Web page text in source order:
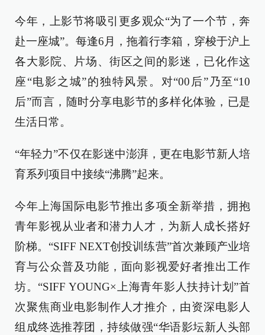
今年，上影节将吸引更多观众“为了一个节，奔
赴一座城”。每逢6月，拖着行李箱，穿梭于沪上
各大影院、片场、街区之间的影迷，已化作这
座“电影之城”的独特风景。对“00后”乃至“10
后”而言，随时分享电影节的多样化体验，已是
生活日常。
“年轻力”不仅在影迷中澎湃，更在电影节新人培
育系列项目中接续“沸腾”起来。
今年上海国际电影节推出多项全新举措，拥抱
青年影视从业者和潜力人才，为新人成长搭好
阶梯。“SIFF NEXT创投训练营”首次兼顾产业培
育与公众普及功能，面向影视爱好者推出工作
坊。“SIFF YOUNG×上海青年影人扶持计划”首
次聚焦商业电影制作人才推介，由资深电影人
组成终选推荐团，持续做强“华语影坛新人头部